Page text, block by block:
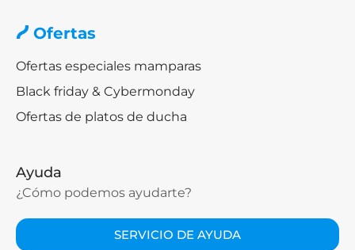
Ofertas
Ofertas especiales mamparas
Black friday & Cybermonday
Ofertas de platos de ducha
Ayuda
¿Cómo podemos ayudarte?
SERVICIO DE AYUDA